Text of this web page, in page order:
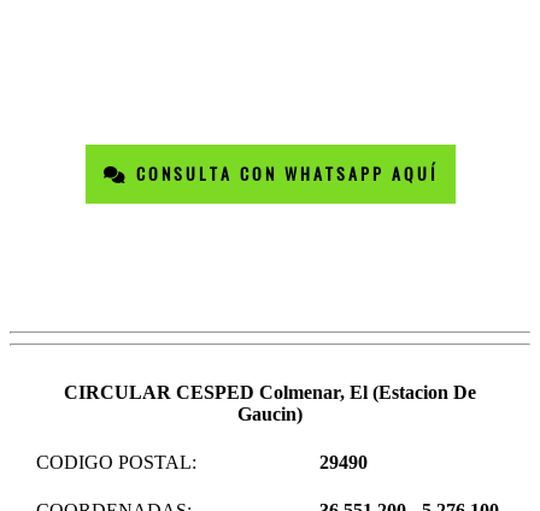
CONSULTA CON WHATSAPP AQUÍ
CIRCULAR CESPED Colmenar, El (Estacion De
Gaucin)
CODIGO POSTAL: 29490